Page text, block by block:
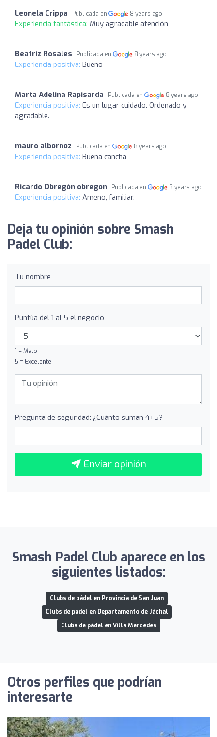
Leonela Crippa Publicada en 8 years ago
Experiencia fantástica: Muy agradable atención
Beatriz Rosales Publicada en 8 years ago
Experiencia positiva: Bueno
Marta Adelina Rapisarda Publicada en 8 years ago
Experiencia positiva: Es un lugar cuidado. Ordenado y
agradable.
mauro albornoz Publicada en 8 years ago
Experiencia positiva: Buena cancha
Ricardo Obregón obregon Publicada en 8 years ago
Experiencia positiva: Ameno, familiar.
Deja tu opinión sobre Smash
Padel Club:
Tu nombre
Puntúa del 1 al 5 el negocio
1 = Malo
5 = Excelente
Pregunta de seguridad: ¿Cuánto suman 4+5?
Enviar opinión
Smash Padel Club aparece en los
siguientes listados:
Clubs de pádel en Provincia de San Juan
Clubs de pádel en Departamento de Jáchal
Clubs de pádel en Villa Mercedes
Otros perfiles que podrían
interesarte